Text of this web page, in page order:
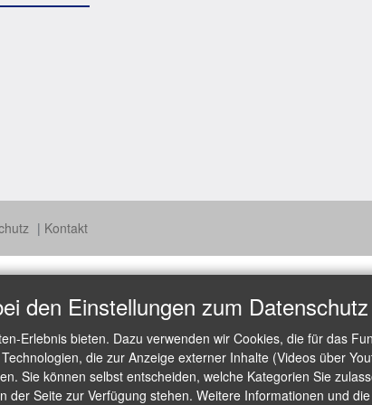
Kontakt
den Einstellungen zum Datenschutz
Erlebnis bieten. Dazu verwenden wir Cookies, die für das
die zur Anzeige externer Inhalte (Videos über
Sie können selbst entscheiden, welche Kategorien Sie
der Seite zur Verfügung stehen. Weitere Informationen und